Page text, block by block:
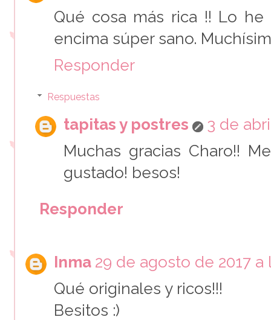
Qué cosa más rica !! Lo
encima súper sano.
Responder
Respuestas
tapitas y postres
3 de
Muchas gracias Charo!!
gustado! besos!
Responder
Inma 29 de agosto de 2017 a
Qué originales y ricos!!!
Besitos :)